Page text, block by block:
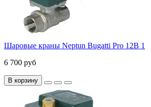
Шаровые краны Neptun Bugatti Pro 12В 1
6 700 руб
В корзину